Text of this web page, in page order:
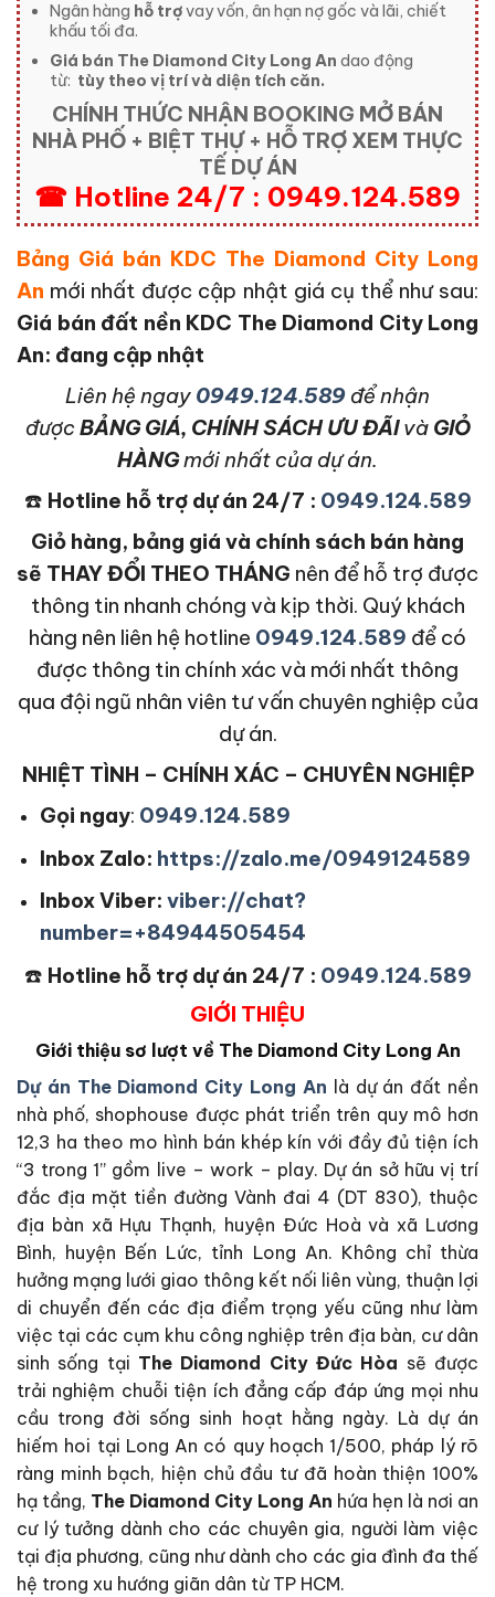
Ngân hàng hỗ trợvay vốn, ân hạn nợ gốc và lãi, chiết
khấu tối đa.
Giá bán The Diamond City Long An dao động
từ: tùy theo vị trí và diện tích căn.
CHÍNH THỨC NHẬN BOOKING MỞ BÁN
NHÀ PHỐ + BIỆT THỰ + HỖ TRỢ XEM THỰC
TẾ DỰ ÁN
☎ Hotline 24/7 : 0949.124.589
Bảng Giá bán KDC The Diamond City Long
An mới nhất được cập nhật giá cụ thể như sau:
Giá bán đất nền KDC The Diamond City Long
An: đang cập nhật
Liên hệ ngay 0949.124.589 để nhận
được BẢNG GIÁ, CHÍNH SÁCH ƯU ĐÃIvàGIỎ
HÀNGmới nhất của dự án.
☎️ Hotline hỗ trợ dự án 24/7 : 0949.124.589
Giỏ hàng, bảng giá và chính sách bán hàng
sẽ THAY ĐỔI THEO THÁNG nên để hỗ trợ được
thông tin nhanh chóng và kịp thời. Quý khách
hàng nên liên hệ hotline 0949.124.589 để có
được thông tin chính xác và mới nhất thông
qua đội ngũ nhân viên tư vấn chuyên nghiệp của
dự án.
NHIỆT TÌNH – CHÍNH XÁC – CHUYÊN NGHIỆP
Gọi ngay: 0949.124.589
Inbox Zalo: https://zalo.me/0949124589
Inbox Viber: viber://chat?
number=+84944505454
☎️ Hotline hỗ trợ dự án 24/7 : 0949.124.589
GIỚI THIỆU
Giới thiệu sơ lượt về The Diamond City Long An
Dự án The Diamond City Long An là dự án đất nền
nhà phố, shophouse được phát triển trên quy mô hơn
12,3 ha theo mo hình bán khép kín với đầy đủ tiện ích
“3 trong 1” gồm live – work – play. Dự án sở hữu vị trí
đắc địa mặt tiền đường Vành đai 4 (DT 830), thuộc
địa bàn xã Hựu Thạnh, huyện Đức Hoà và xã Lương
Bình, huyện Bến Lức, tỉnh Long An. Không chỉ thừa
hưởng mạng lưới giao thông kết nối liên vùng, thuận lợi
di chuyển đến các địa điểm trọng yếu cũng như làm
việc tại các cụm khu công nghiệp trên địa bàn, cư dân
sinh sống tại The Diamond City Đức Hòa sẽ được
trải nghiệm chuỗi tiện ích đẳng cấp đáp ứng mọi nhu
cầu trong đời sống sinh hoạt hằng ngày. Là dự án
hiếm hoi tại Long An có quy hoạch 1/500, pháp lý rõ
ràng minh bạch, hiện chủ đầu tư đã hoàn thiện 100%
hạ tầng, The Diamond City Long An hứa hẹn là nơi an
cư lý tưởng dành cho các chuyên gia, người làm việc
tại địa phương, cũng như dành cho các gia đình đa thế
hệ trong xu hướng giãn dân từ TP HCM.